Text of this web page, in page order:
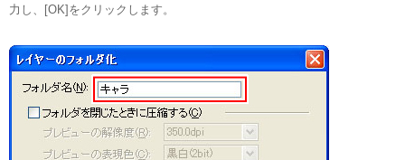
力し、[OK]をクリックします。